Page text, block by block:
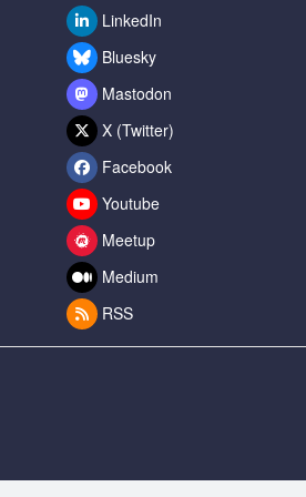
LinkedIn
Bluesky
Mastodon
X (Twitter)
Facebook
Youtube
Meetup
Medium
RSS